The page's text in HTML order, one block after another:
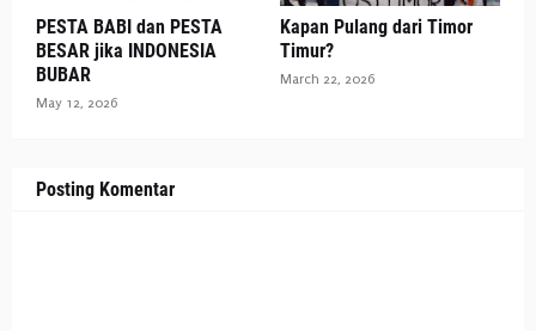
PESTA BABI dan PESTA
BESAR jika INDONESIA
BUBAR
May 12, 2026
Kapan Pulang dari Timor
Timur?
March 22, 2026
Posting Komentar